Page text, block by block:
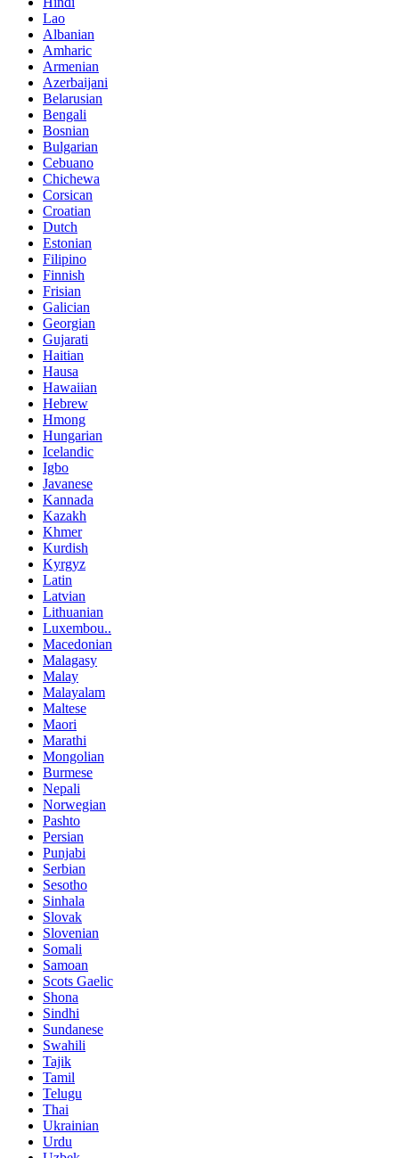
Lao
Albanian
Amharic
Armenian
Azerbaijani
Belarusian
Bengali
Bosnian
Bulgarian
Cebuano
Chichewa
Corsican
Croatian
Dutch
Estonian
Filipino
Finnish
Frisian
Galician
Georgian
Gujarati
Haitian
Hausa
Hawaiian
Hebrew
Hmong
Hungarian
Icelandic
Igbo
Javanese
Kannada
Kazakh
Khmer
Kurdish
Kyrgyz
Latin
Latvian
Lithuanian
Luxembou..
Macedonian
Malagasy
Malay
Malayalam
Maltese
Maori
Marathi
Mongolian
Burmese
Nepali
Norwegian
Pashto
Persian
Punjabi
Serbian
Sesotho
Sinhala
Slovak
Slovenian
Somali
Samoan
Scots Gaelic
Shona
Sindhi
Sundanese
Swahili
Tajik
Tamil
Telugu
Thai
Ukrainian
Urdu